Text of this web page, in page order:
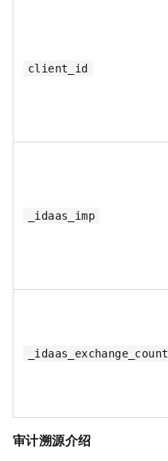
client_id
_idaas_imp
_idaas_exchange_count
审计溯源介绍